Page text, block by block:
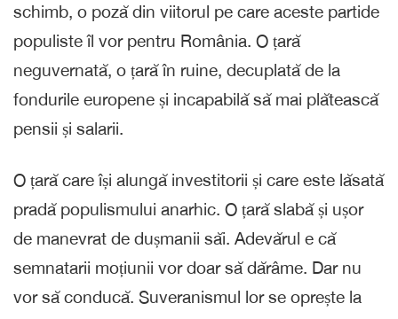
schimb, o poză din viitorul pe care aceste partide
populiste îl vor pentru România. O țară
neguvernată, o țară în ruine, decuplată de la
fondurile europene și incapabilă să mai plătească
pensii și salarii.
O țară care își alungă investitorii și care este lăsată
pradă populismului anarhic. O țară slabă și ușor
de manevrat de dușmanii săi. Adevărul e că
semnatarii moțiunii vor doar să dărâme. Dar nu
vor să conducă. Suveranismul lor se oprește la